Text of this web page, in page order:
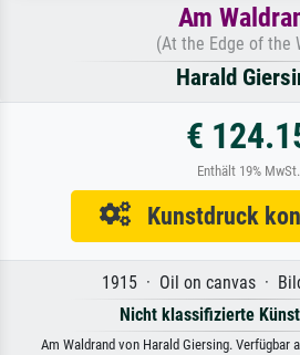
Am
(At the Edge of the
Harald
€
Enthält 19% MwSt.
Kunstdruck
1915 · Oil on canvas ·
Nicht klassifizierte
Am Waldrand von Harald Giersing. Verfügbar